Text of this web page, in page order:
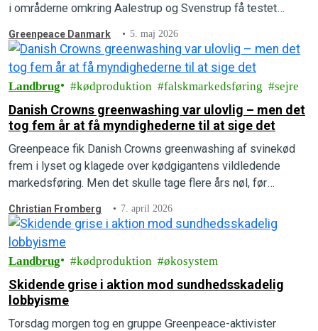
i områderne omkring Aalestrup og Svenstrup få testet
Greenpeace Danmark 5. maj 2026
Landbrug kødproduktion falskmarkedsføring sejre
Danish Crowns greenwashing var ulovlig – men det
tog fem år at få myndighederne til at sige det
Greenpeace fik Danish Crowns greenwashing af svinekød
frem i lyset og klagede over kødgigantens vildledende
markedsføring. Men det skulle tage flere års nøl, før
Christian Fromberg 7. april 2026
Landbrug kødproduktion økosystem
Skidende grise i aktion mod sundhedsskadelig
lobbyisme
Torsdag morgen tog en gruppe Greenpeace-aktivister